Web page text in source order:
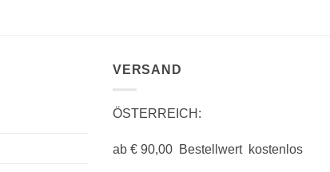
VERSAND
ÖSTERREICH:
ab € 90,00 Bestellwert kostenlos